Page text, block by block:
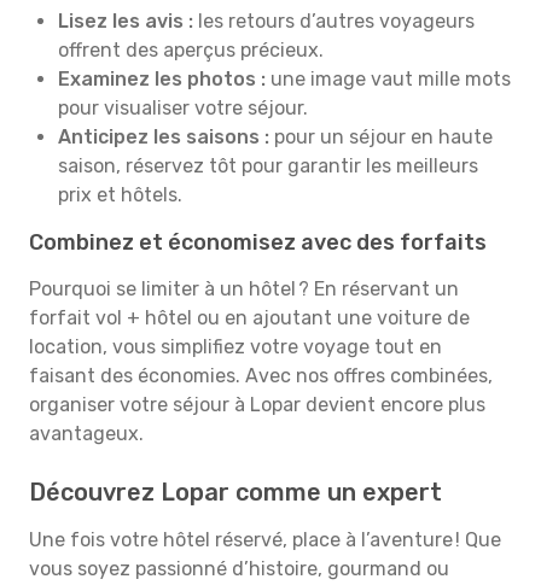
Lisez les avis : les retours d’autres voyageurs
offrent des aperçus précieux.
Examinez les photos : une image vaut mille mots
pour visualiser votre séjour.
Anticipez les saisons : pour un séjour en haute
saison, réservez tôt pour garantir les meilleurs
prix et hôtels.
Combinez et économisez avec des forfaits
Pourquoi se limiter à un hôtel ? En réservant un
forfait vol + hôtel ou en ajoutant une voiture de
location, vous simplifiez votre voyage tout en
faisant des économies. Avec nos offres combinées,
organiser votre séjour à Lopar devient encore plus
avantageux.
Découvrez Lopar comme un expert
Une fois votre hôtel réservé, place à l’aventure ! Que
vous soyez passionné d’histoire, gourmand ou